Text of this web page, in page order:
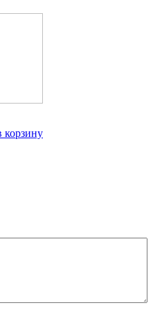
корзину